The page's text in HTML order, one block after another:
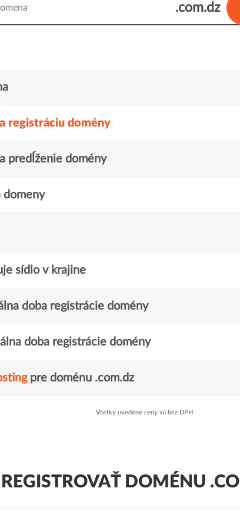
.com.dz
registráciu domény
predĺženie domény
domeny
sídlo v krajine
doba registrácie domény
doba registrácie domény
pre doménu .com.dz
Všetky uvedené ceny sú bez DPH
REGISTROVAŤ DOMÉNU